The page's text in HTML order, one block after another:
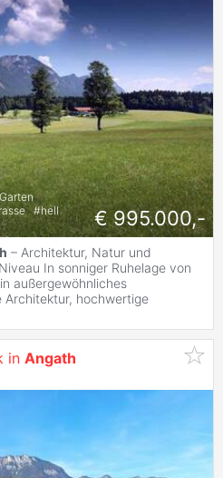
Garten
#hell
€ 995.000,-
– Architektur, Natur und
In sonniger Ruhelage von
außergewöhnliches
Architektur, hochwertige
in Angath